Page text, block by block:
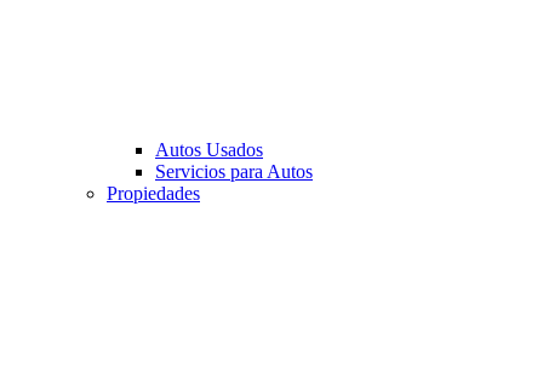
Autos Usados
Servicios para Autos
Propiedades